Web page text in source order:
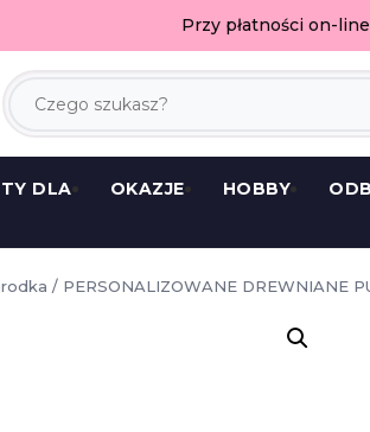
Przy płatności on-
DLA OKAZJE HOBBY
/ PERSONALIZOWANE DREWNIANE